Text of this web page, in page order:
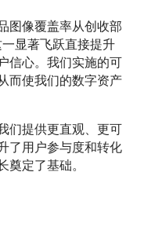
图像覆盖率从创收部
显著飞跃直接提升
信心。我们实施的可
而使我们的数字资产
们提供更直观、更可
了用户参与度和转化
定了基础。